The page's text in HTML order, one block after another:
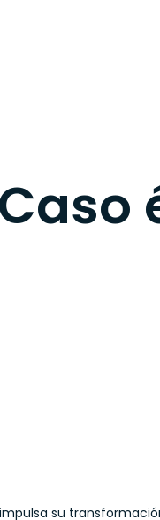
impulsa su